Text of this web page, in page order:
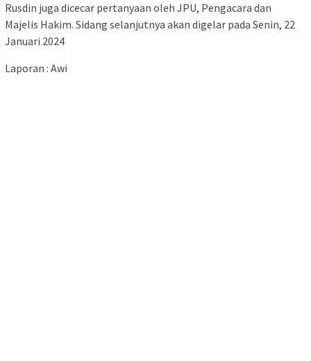
Rusdin juga dicecar pertanyaan oleh JPU, Pengacara dan
Majelis Hakim. Sidang selanjutnya akan digelar pada Senin, 22
Januari 2024
Laporan : Awi